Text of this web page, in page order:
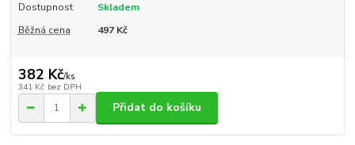
Dostupnost
Skladem
Běžná cena
497 Kč
382 Kč/ks
341 Kč bez DPH
Přidat do košíku